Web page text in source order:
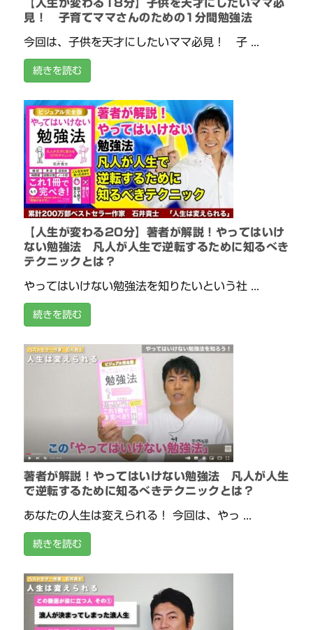
【人生が変わる18分】子供を天才にしたいママ必
見！ 子育てママさんのための1分間勉強法
今回は、子供を天才にしたいママ必見！ 子 ...
続きを読む
【人生が変わる20分】著者が解説！やってはいけ
ない勉強法 凡人が人生で逆転するために知るべき
テクニックとは？
やってはいけない勉強法を知りたいという社 ...
続きを読む
著者が解説！やってはいけない勉強法 凡人が人生
で逆転するために知るべきテクニックとは？
あなたの人生は変えられる！ 今回は、やっ ...
続きを読む